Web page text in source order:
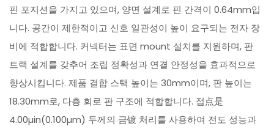
핀 포지션을 가지고 있으며, 양면 설계로 핀 간격이 0.64mm입
니다. 공간이 제한적이고 신호 일관성이 높이 요구되는 전자 장
비에 적합합니다. 커넥터는 표면 mount 설치를 지원하며, 판
트랙 설계를 갖추어 조립 정확성과 연결 안정성을 효과적으로
향상시킵니다. 제품 결합 스택 높이는 30mm이며, 판 높이는
18.30mm로, 다층 회로 판 구조에 적합합니다. 접点是
4.00µin(0.100µm) 두께의 금镀 처리를 사용하여 전도 성능과